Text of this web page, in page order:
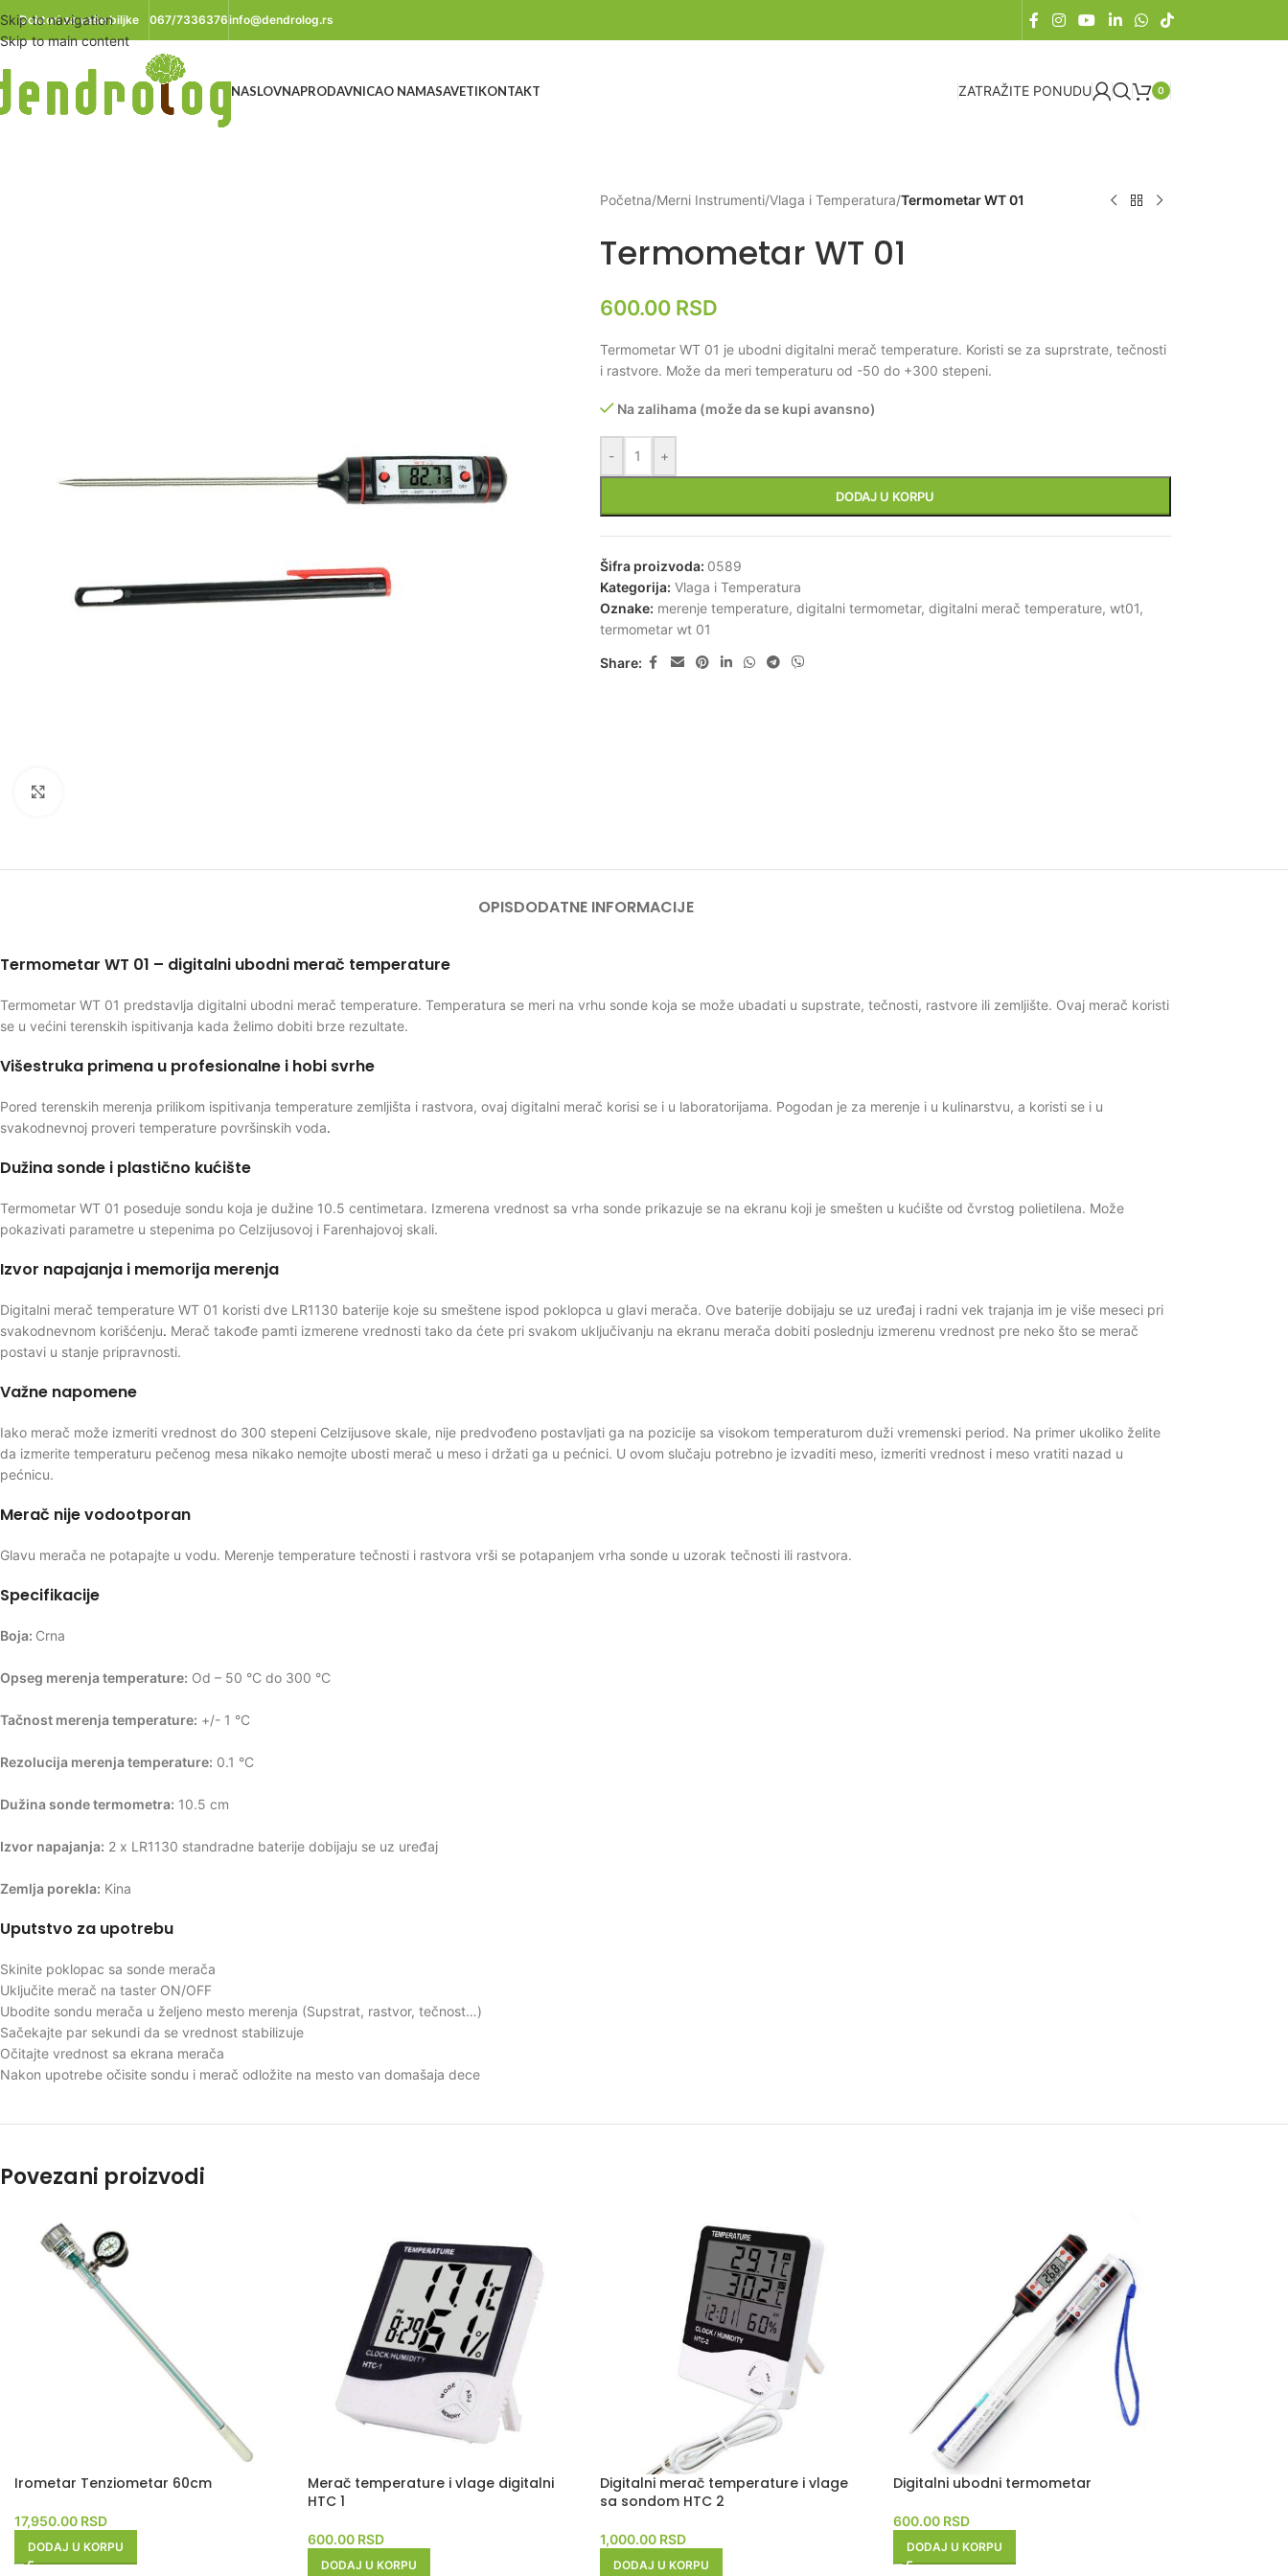
Skip to navigation
Skip to main content
Doktori za vaše biljke 067/7336376info@dendrolog.rs
NASLOVNAPRODAVNICAO NAMASAVETIKONTAKT ZATRAŽITE PONUDU 0
Početna/Merni Instrumenti/Vlaga i Temperatura/Termometar WT 01
Termometar WT 01
600.00 RSD
Termometar WT 01 je ubodni digitalni merač temperature. Koristi se za suprstrate, tečnosti
i rastvore. Može da meri temperaturu od -50 do +300 stepeni.
Na zalihama (može da se kupi avansno)
- +
DODAJ U KORPU
Šifra proizvoda: 0589
Kategorija: Vlaga i Temperatura
Oznake: merenje temperature, digitalni termometar, digitalni merač temperature, wt01,
termometar wt 01
Share:
OPISDODATNE INFORMACIJE
Termometar WT 01 – digitalni ubodni merač temperature
Termometar WT 01 predstavlja digitalni ubodni merač temperature. Temperatura se meri na vrhu sonde koja se može ubadati u supstrate, tečnosti, rastvore ili zemljište. Ovaj merač koristi
se u većini terenskih ispitivanja kada želimo dobiti brze rezultate.
Višestruka primena u profesionalne i hobi svrhe
Pored terenskih merenja prilikom ispitivanja temperature zemljišta i rastvora, ovaj digitalni merač korisi se i u laboratorijama. Pogodan je za merenje i u kulinarstvu, a koristi se i u
svakodnevnoj proveri temperature površinskih voda.
Dužina sonde i plastično kućište
Termometar WT 01 poseduje sondu koja je dužine 10.5 centimetara. Izmerena vrednost sa vrha sonde prikazuje se na ekranu koji je smešten u kućište od čvrstog polietilena. Može
pokazivati parametre u stepenima po Celzijusovoj i Farenhajovoj skali.
Izvor napajanja i memorija merenja
Digitalni merač temperature WT 01 koristi dve LR1130 baterije koje su smeštene ispod poklopca u glavi merača. Ove baterije dobijaju se uz uređaj i radni vek trajanja im je više meseci pri
svakodnevnom korišćenju. Merač takođe pamti izmerene vrednosti tako da ćete pri svakom uključivanju na ekranu merača dobiti poslednju izmerenu vrednost pre neko što se merač
postavi u stanje pripravnosti.
Važne napomene
Iako merač može izmeriti vrednost do 300 stepeni Celzijusove skale, nije predvođeno postavljati ga na pozicije sa visokom temperaturom duži vremenski period. Na primer ukoliko želite
da izmerite temperaturu pečenog mesa nikako nemojte ubosti merač u meso i držati ga u pećnici. U ovom slučaju potrebno je izvaditi meso, izmeriti vrednost i meso vratiti nazad u
pećnicu.
Merač nije vodootporan
Glavu merača ne potapajte u vodu. Merenje temperature tečnosti i rastvora vrši se potapanjem vrha sonde u uzorak tečnosti ili rastvora.
Specifikacije
Boja: Crna
Opseg merenja temperature: Od – 50 °C do 300 °C
Tačnost merenja temperature: +/- 1 °C
Rezolucija merenja temperature: 0.1 °C
Dužina sonde termometra: 10.5 cm
Izvor napajanja: 2 x LR1130 standradne baterije dobijaju se uz uređaj
Zemlja porekla: Kina
Uputstvo za upotrebu
Skinite poklopac sa sonde merača
Uključite merač na taster ON/OFF
Ubodite sondu merača u željeno mesto merenja (Supstrat, rastvor, tečnost…)
Sačekajte par sekundi da se vrednost stabilizuje
Očitajte vrednost sa ekrana merača
Nakon upotrebe očisite sondu i merač odložite na mesto van domašaja dece
Povezani proizvodi
Irometar Tenziometar 60cm
17,950.00 RSD
DODAJ U KORPU
Merač temperature i vlage digitalni
HTC 1
600.00 RSD
DODAJ U KORPU
Digitalni merač temperature i vlage
sa sondom HTC 2
1,000.00 RSD
DODAJ U KORPU
Digitalni ubodni termometar
600.00 RSD
DODAJ U KORPU